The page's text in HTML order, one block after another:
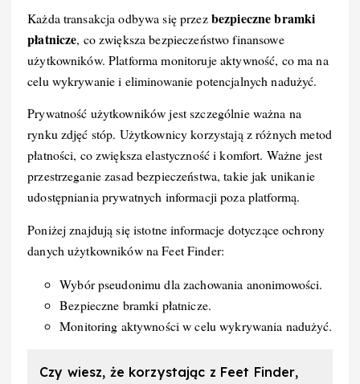
Każda transakcja odbywa się przezbezpieczne bramki
płatnicze, co zwiększa bezpieczeństwo finansowe
użytkowników. Platforma monitoruje aktywność, co ma na
celu wykrywanie i eliminowanie potencjalnych nadużyć.
Prywatność użytkowników jest szczególnie ważna na
rynku zdjęć stóp. Użytkownicy korzystają z różnych metod
płatności, co zwiększa elastyczność i komfort. Ważne jest
przestrzeganie zasad bezpieczeństwa, takie jak unikanie
udostępniania prywatnych informacji poza platformą.
Poniżej znajdują się istotne informacje dotyczące ochrony
danych użytkowników na Feet Finder:
Wybór pseudonimu dla zachowania anonimowości.
Bezpieczne bramki płatnicze.
Monitoring aktywności w celu wykrywania nadużyć.
Czy wiesz, że korzystając z Feet Finder,